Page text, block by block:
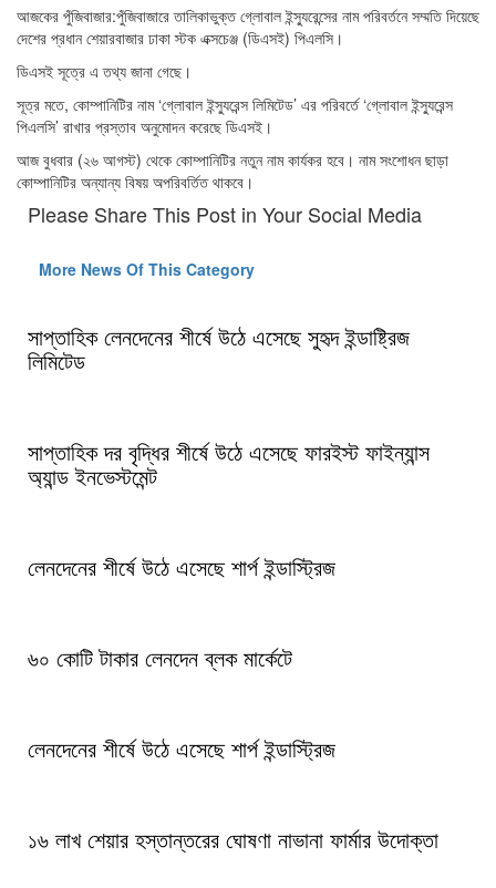
আজকের পুঁজিবাজার:পুঁজিবাজারে তালিকাভুক্ত গ্লোবাল ইন্স্যুরেন্সের নাম পরিবর্তনে সম্মতি দিয়েছে
দেশের প্রধান শেয়ারবাজার ঢাকা স্টক এক্সচেঞ্জ (ডিএসই) পিএলসি।
ডিএসই সূত্রে এ তথ্য জানা গেছে।
সূত্র মতে, কোম্পানিটির নাম ‘গ্লোবাল ইন্স্যুরেন্স লিমিটেড’ এর পরিবর্তে ‘গ্লোবাল ইন্স্যুরেন্স
পিএলসি’ রাখার প্রস্তাব অনুমোদন করেছে ডিএসই।
আজ বুধবার (২৬ আগস্ট) থেকে কোম্পানিটির নতুন নাম কার্যকর হবে। নাম সংশোধন ছাড়া
কোম্পানিটির অন্যান্য বিষয় অপরিবর্তিত থাকবে।
Please Share This Post in Your Social Media
More News Of This Category
সাপ্তাহিক লেনদেনের শীর্ষে উঠে এসেছে সুহৃদ ইন্ডাষ্ট্রিজ
লিমিটেড
সাপ্তাহিক দর বৃদ্ধির শীর্ষে উঠে এসেছে ফারইস্ট ফাইন্যান্স
অ্যান্ড ইনভেস্টমেন্ট
লেনদেনের শীর্ষে উঠে এসেছে শার্প ইন্ডাস্ট্রিজ
৬০ কোটি টাকার লেনদেন ব্লক মার্কেটে
লেনদেনের শীর্ষে উঠে এসেছে শার্প ইন্ডাস্ট্রিজ
১৬ লাখ শেয়ার হস্তান্তরের ঘোষণা নাভানা ফার্মার উদোক্তা